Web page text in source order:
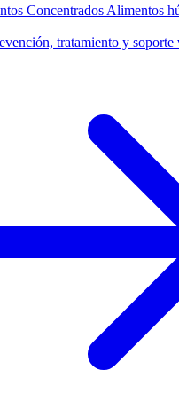
Concentrados Alimentos
tratamiento y soporte